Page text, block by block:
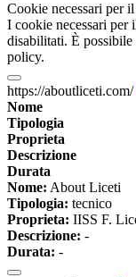
Cookie necessari per
I cookie necessari per
disabilitati. È
policy.
https://aboutliceti.com/
Nome
Tipologia
Proprieta
Descrizione
Durata
Nome: About Liceti
Tipologia: tecnico
Proprieta: IISS F.
Descrizione: -
Durata: -